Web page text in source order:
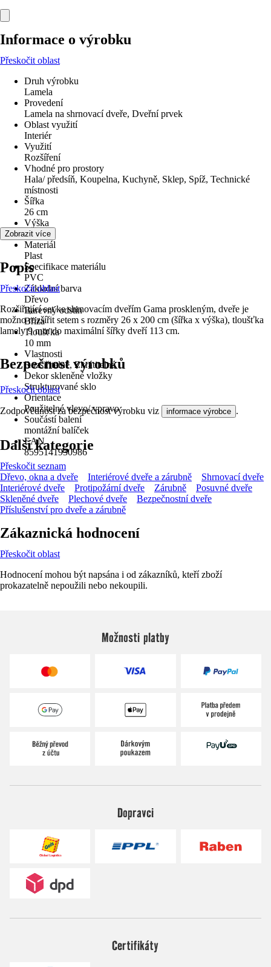
Informace o výrobku
Přeskočit oblast
Druh výrobku
Lamela
Provedení
Lamela na shrnovací dveře, Dveřní prvek
Oblast využití
Interiér
Využití
Rozšíření
Vhodné pro prostory
Hala/ předsíň, Koupelna, Kuchyně, Sklep, Spíž, Technické
místnosti
Šířka
26 cm
Výška
200 cm
Materiál
Plast
Specifikace materiálu
PVC
Základní barva
Dřevo
Barevný odstín
Bříza
Tloušťka
10 mm
Vlastnosti
Rozšiřitelné, Zkrátitelné
Dekor skleněné vložky
Strukturované sklo
Orientace
Použitelné vlevo/ vpravo
Součástí balení
montážní balíček
EAN
8595141930986
Zobrazit více
Popis
Přeskočit oblast
Rozšiřující set ke shrnovacím dveřím Gama proskleným, dveře je
možno rozšířit setem s rozměry 26 x 200 cm (šířka x výška), tloušťka
lamely 9 mm do maximální šířky dveří 113 cm.
Bezpečnost výrobků
Přeskočit oblast
Zodpovědnost za bezpečnost výrobku viz informace výrobce .
Další kategorie
Přeskočit seznam
Dřevo, okna a dveře
Interiérové dveře a zárubně
Shrnovací dveře
Interiérové dveře
Protipožární dveře Zárubně
Posuvné dveře
Skleněné dveře
Plechové dveře
Bezpečnostní dveře
Příslušenství pro dveře a zárubně
Zákaznická hodnocení
Přeskočit oblast
Hodnocení mohou být napsána i od zákazníků, kteří zboží
prokazatelně nepoužili nebo nekoupili.
Možnosti platby
Dopravci
Certifikáty